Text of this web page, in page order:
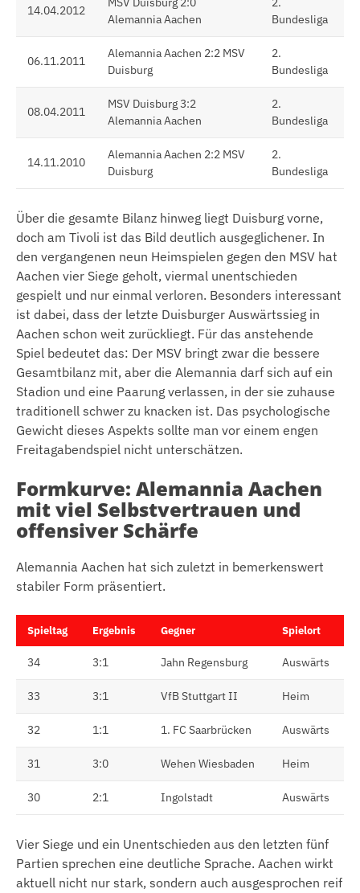
14.04.2012
Alemannia Aachen
Bundesliga
06.11.2011
Alemannia Aachen 2:2 MSV
Duisburg
2.
Bundesliga
08.04.2011
MSV Duisburg 3:2
Alemannia Aachen
2.
Bundesliga
14.11.2010
Alemannia Aachen 2:2 MSV
Duisburg
2.
Bundesliga
Über die gesamte Bilanz hinweg liegt Duisburg vorne,
doch am Tivoli ist das Bild deutlich ausgeglichener. In
den vergangenen neun Heimspielen gegen den MSV hat
Aachen vier Siege geholt, viermal unentschieden
gespielt und nur einmal verloren. Besonders interessant
ist dabei, dass der letzte Duisburger Auswärtssieg in
Aachen schon weit zurückliegt. Für das anstehende
Spiel bedeutet das: Der MSV bringt zwar die bessere
Gesamtbilanz mit, aber die Alemannia darf sich auf ein
Stadion und eine Paarung verlassen, in der sie zuhause
traditionell schwer zu knacken ist. Das psychologische
Gewicht dieses Aspekts sollte man vor einem engen
Freitagabendspiel nicht unterschätzen.
Formkurve: Alemannia Aachen
mit viel Selbstvertrauen und
offensiver Schärfe
Alemannia Aachen hat sich zuletzt in bemerkenswert
stabiler Form präsentiert.
Spieltag Ergebnis Gegner Spielort
34 3:1 Jahn Regensburg Auswärts
33 3:1 VfB Stuttgart II Heim
32 1:1 1. FC Saarbrücken Auswärts
31 3:0 Wehen Wiesbaden Heim
30 2:1 Ingolstadt Auswärts
Vier Siege und ein Unentschieden aus den letzten fünf
Partien sprechen eine deutliche Sprache. Aachen wirkt
aktuell nicht nur stark, sondern auch ausgesprochen reif